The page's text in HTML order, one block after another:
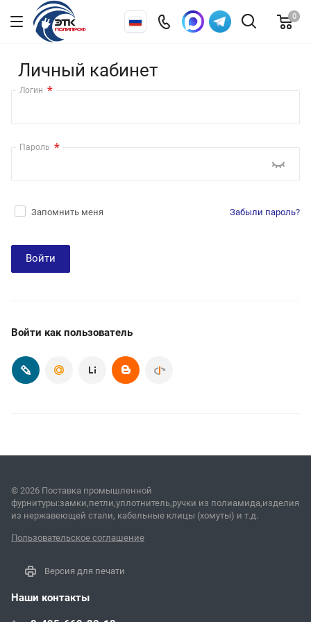
0
Личный кабинет
Логин *
Пароль *
Забыли пароль?
Запомнить меня
Войти
Войти как пользователь
© 2026 Поставка промышленной
фурнитуры:замки,петли,уплотнитель,ручки из полиамида,изделия
из нержавеющей стали, кабельные клицы (хомуты) и т.д.
Пользовательское соглашение
Версия для печати
Наши контакты